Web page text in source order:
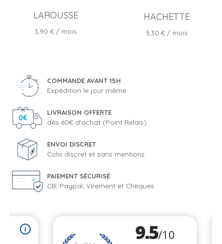
LAROUSSE
Prix
3,90 € / mois
HACHETTE
Prix
5,30 €/ mois
COMMANDE AVANT 15H
Expédition le jour même
LIVRAISON OFFERTE
dès 60€ d'achat (Point Relais)
ENVOI DISCRET
Colis discret et sans mentions
PAIEMENT SÉCURISÉ
CB, Paypal, Virement et Chèques